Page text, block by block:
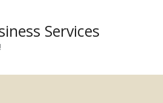
Services